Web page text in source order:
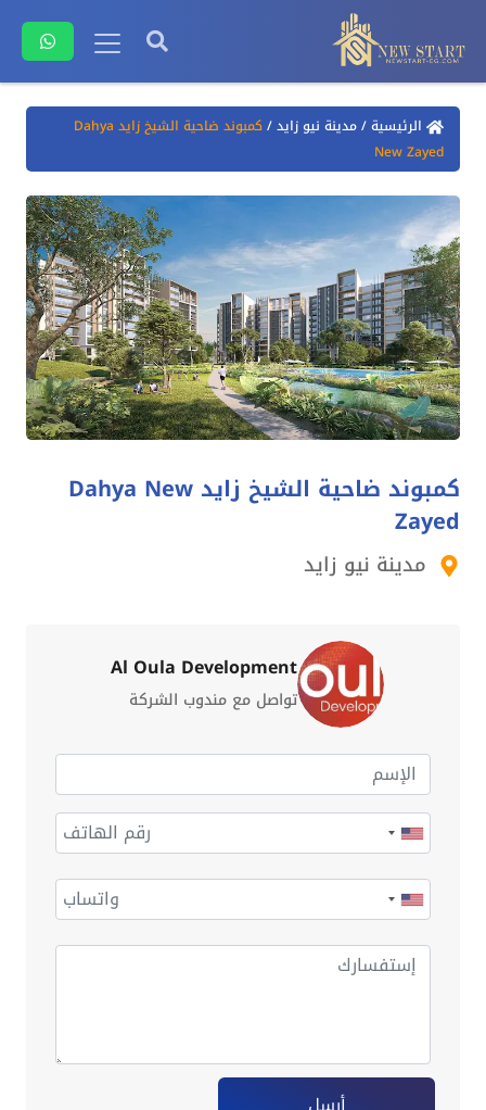
الرئيسية/مدينة نيو زايد/
كمبوند ضاحية الشيخ زايد Dahya
New Zayed
كمبوند ضاحية الشيخ زايد Dahya New
Zayed
مدينة نيو زايد
Al Oula Development
تواصل مع مندوب الشركة